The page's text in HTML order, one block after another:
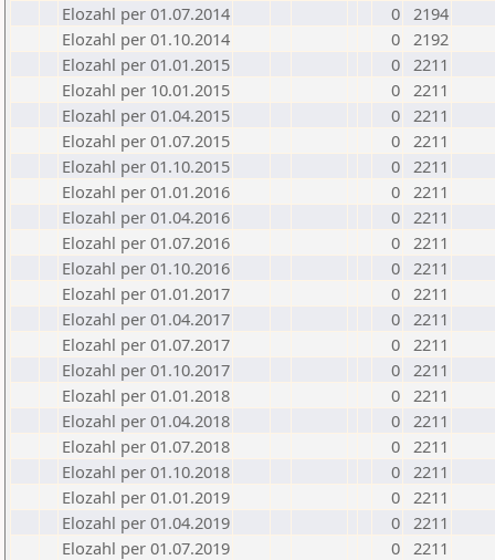
Elozahl per 01.07.2014
0 2194
Elozahl per 01.10.2014
0 2192
Elozahl per 01.01.2015
0 2211
Elozahl per 10.01.2015
0 2211
Elozahl per 01.04.2015
0 2211
Elozahl per 01.07.2015
0 2211
Elozahl per 01.10.2015
0 2211
Elozahl per 01.01.2016
0 2211
Elozahl per 01.04.2016
0 2211
Elozahl per 01.07.2016
0 2211
Elozahl per 01.10.2016
0 2211
Elozahl per 01.01.2017
0 2211
Elozahl per 01.04.2017
0 2211
Elozahl per 01.07.2017
0 2211
Elozahl per 01.10.2017
0 2211
Elozahl per 01.01.2018
0 2211
Elozahl per 01.04.2018
0 2211
Elozahl per 01.07.2018
0 2211
Elozahl per 01.10.2018
0 2211
Elozahl per 01.01.2019
0 2211
Elozahl per 01.04.2019
0 2211
Elozahl per 01.07.2019
0 2211